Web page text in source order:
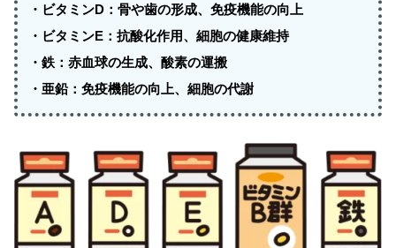
・ビタミンD：骨や歯の形成、免疫機能の向上
・ビタミンE：抗酸化作用、細胞の健康維持
・鉄：赤血球の生成、酸素の運搬
・亜鉛：免疫機能の向上、細胞の代謝